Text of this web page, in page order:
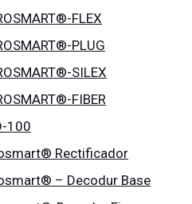
FLEX
PLUG
SILEX
FIBER
100
Rectificador
– Decodur Base